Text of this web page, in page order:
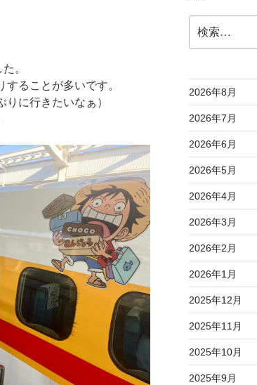
。
ることが多いです。
りに行きたいなぁ）
索:
2026年8月
2026年7月
2026年6月
2026年5月
2026年4月
2026年3月
2026年2月
2026年1月
2025年12月
2025年11月
2025年10月
2025年9月